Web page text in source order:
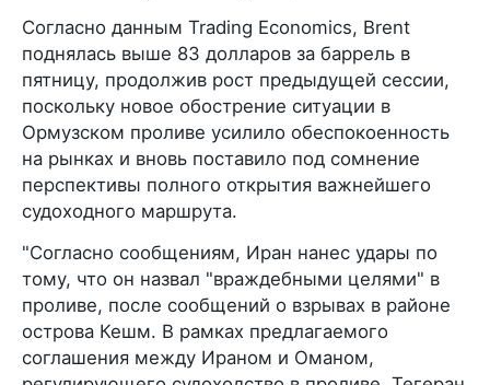
Согласно данным Trading Economics, Brent
поднялась выше 83 долларов за баррель в
пятницу, продолжив рост предыдущей сессии,
поскольку новое обострение ситуации в
Ормузском проливе усилило обеспокоенность
на рынках и вновь поставило под сомнение
перспективы полного открытия важнейшего
судоходного маршрута.
"Согласно сообщениям, Иран нанес удары по
тому, что он назвал "враждебными целями" в
проливе, после сообщений о взрывах в районе
острова Кешм. В рамках предлагаемого
соглашения между Ираном и Оманом,